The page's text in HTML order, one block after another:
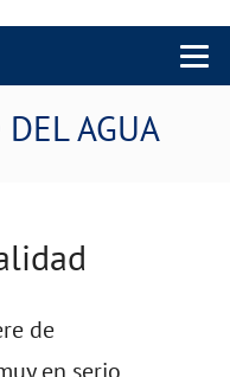
Menu
AGUA
de